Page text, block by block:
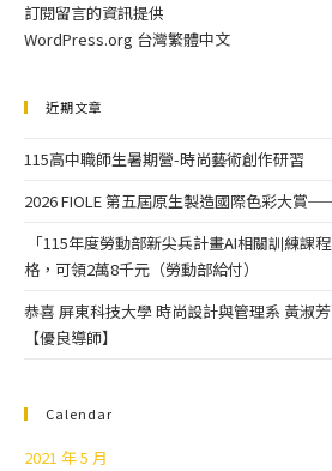
訂閱留言的資訊提供
WordPress.org 台灣繁體中文
近期文章
115高中職師生暑期營-時尚藝術創作研習
2026 FIOLE 第五屆原生製造國際色彩大賞
「115年度勞動部新尖兵計畫AI相關訓練課
格，可領2萬8千元（勞動部給付）
恭喜 屏東科技大學 時尚設計與管理系 黃淑
【優良導師】
Calendar
2021 年 5 月